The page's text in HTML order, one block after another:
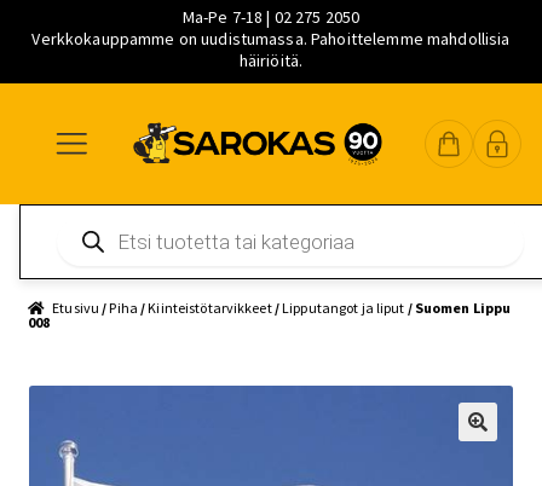
Ma-Pe 7-18 | 02 275 2050
Verkkokauppamme on uudistumassa. Pahoittelemme mahdollisia
häiriöitä.
navigointiin
sisältöön
pääsisältöön
search
Etusivu /Piha /Kiinteistötarvikkeet/Lipputangot ja liput / Suomen Lippu
008